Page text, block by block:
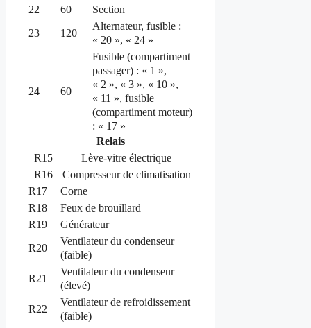
22
60
Section
23
120
Alternateur, fusible :
« 20 », « 24 »
24 60
Fusible (compartiment
passager) : « 1 »,
« 2 », « 3 », « 10 »,
« 11 », fusible
(compartiment moteur)
: « 17 »
Relais
R15
Lève-vitre électrique
R16
Compresseur de climatisation
R17
Corne
R18
Feux de brouillard
R19
Générateur
R20
Ventilateur du condenseur
(faible)
R21
Ventilateur du condenseur
(élevé)
R22
Ventilateur de refroidissement
(faible)